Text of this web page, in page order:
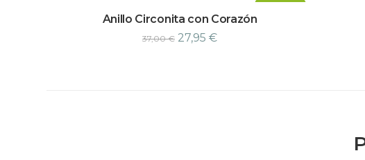
¡Oferta!
Anillo Circonita con Corazón
37,00€ 27,95€